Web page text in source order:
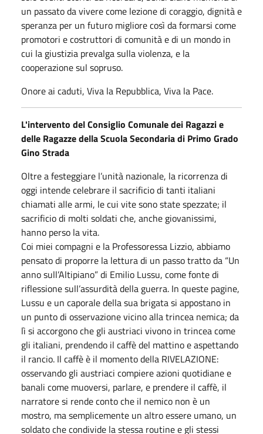
un passato da vivere come lezione di coraggio, dignità e
speranza per un futuro migliore così da formarsi come
promotori e costruttori di comunità e di un mondo in
cui la giustizia prevalga sulla violenza, e la
cooperazione sul sopruso.
Onore ai caduti, Viva la Repubblica, Viva la Pace.
L'intervento del Consiglio Comunale dei Ragazzi e
delle Ragazze della Scuola Secondaria di Primo Grado
Gino Strada
Oltre a festeggiare l’unità nazionale, la ricorrenza di
oggi intende celebrare il sacrificio di tanti italiani
chiamati alle armi, le cui vite sono state spezzate; il
sacrificio di molti soldati che, anche giovanissimi,
hanno perso la vita.
Coi miei compagni e la Professoressa Lizzio, abbiamo
pensato di proporre la lettura di un passo tratto da “Un
anno sull’Altipiano” di Emilio Lussu, come fonte di
riflessione sull’assurdità della guerra. In queste pagine,
Lussu e un caporale della sua brigata si appostano in
un punto di osservazione vicino alla trincea nemica; da
lì si accorgono che gli austriaci vivono in trincea come
gli italiani, prendendo il caffè del mattino e aspettando
il rancio. Il caffè è il momento della RIVELAZIONE:
osservando gli austriaci compiere azioni quotidiane e
banali come muoversi, parlare, e prendere il caffè, il
narratore si rende conto che il nemico non è un
mostro, ma semplicemente un altro essere umano, un
soldato che condivide la stessa routine e gli stessi